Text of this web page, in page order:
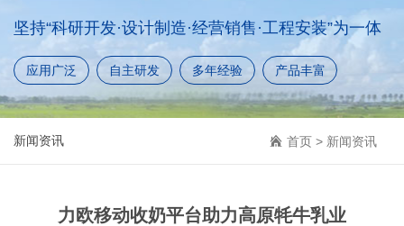
坚持“科研开发·设计制造·经营销售·工程安装”为一体
应用广泛 自主研发 多年经验 产品丰富
新闻资讯 首页 > 新闻资讯
力欧移动收奶平台助力高原牦牛乳业